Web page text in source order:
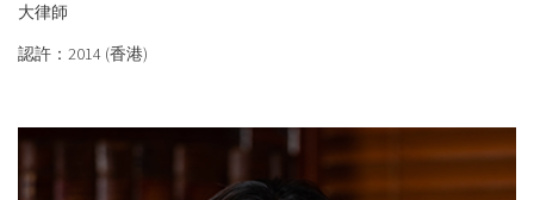
大律師
認許：2014 (香港)